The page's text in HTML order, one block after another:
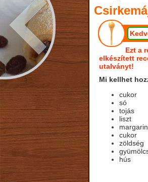
Ezt a
elkészített
utalványt!
Mi kellhet
cukor
só
tojás
liszt
margarin
cukor
zöldség
hús